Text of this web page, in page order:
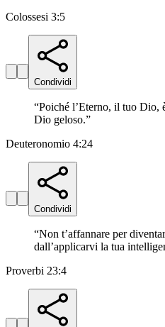
Colossesi 3:5
Condividi
“Poiché l’Eterno, il tuo Dio,
Dio geloso.”
Deuteronomio 4:24
Condividi
“Non t’affannare per
dall’applicarvi la tua
Proverbi 23:4